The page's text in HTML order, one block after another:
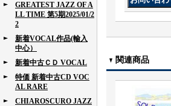
GREATEST JAZZ OF A
LL TIME 第5期2025/01/2
2
新着VOCAL作品(輸入
中心）
新着中古ＣＤ VOCAL
特価 新着中古CD VOC
AL RARE
CHIAROSCURO JAZZ
関連商品